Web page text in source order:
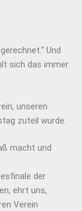
Und
sich das immer
unseren
zuteil wurde.
macht und
der
ehrt uns,
Verein